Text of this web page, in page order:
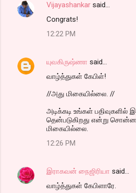
Vijayashankar said…
Congrats!
12:22 PM
யுவகிருஷ்ணா said…
வாழ்த்துகள் கேபிள்!
//அது மிகையில்லை. //
அடிக்கடி உங்கள்
தென்படுகிறது என்று
மிகையில்லை.
12:26 PM
இராகவன் நைஜிரியா said…
வாழ்த்துகள் கேபிளாரே.